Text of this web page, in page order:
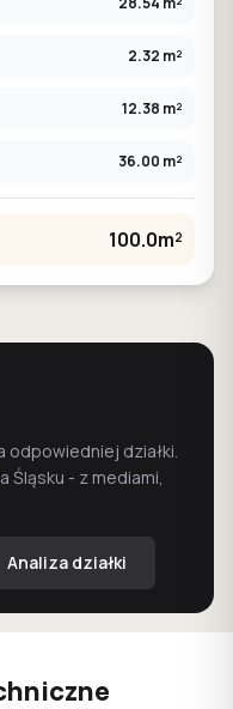
2.32 m²
12.38 m²
36.00 m²
100.0m²
odpowiedniej działki.
Śląsku - z mediami,
Analiza działki